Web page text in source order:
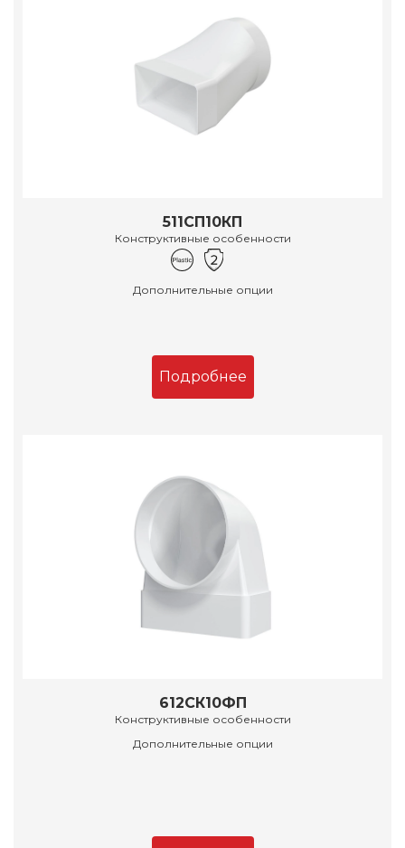
511СП10КП
Конструктивные особенности
Дополнительные опции
Подробнее
612СК10ФП
Конструктивные особенности
Дополнительные опции